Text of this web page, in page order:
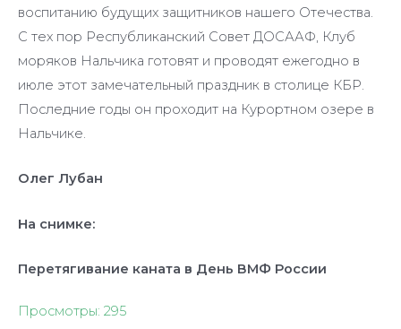
воспитанию будущих защитников нашего Отечества.
С тех пор Республиканский Совет ДОСААФ, Клуб
моряков Нальчика готовят и проводят ежегодно в
июле этот замечательный праздник в столице КБР.
Последние годы он проходит на Курортном озере в
Нальчике.
Олег Лубан
На снимке:
Перетягивание каната в День ВМФ России
Просмотры: 295